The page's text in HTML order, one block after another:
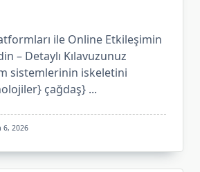
ile Online Etkileşimin
– Detaylı Kılavuzunuz
sistemlerinin iskeletini
çağdaş} ...
6, 2026